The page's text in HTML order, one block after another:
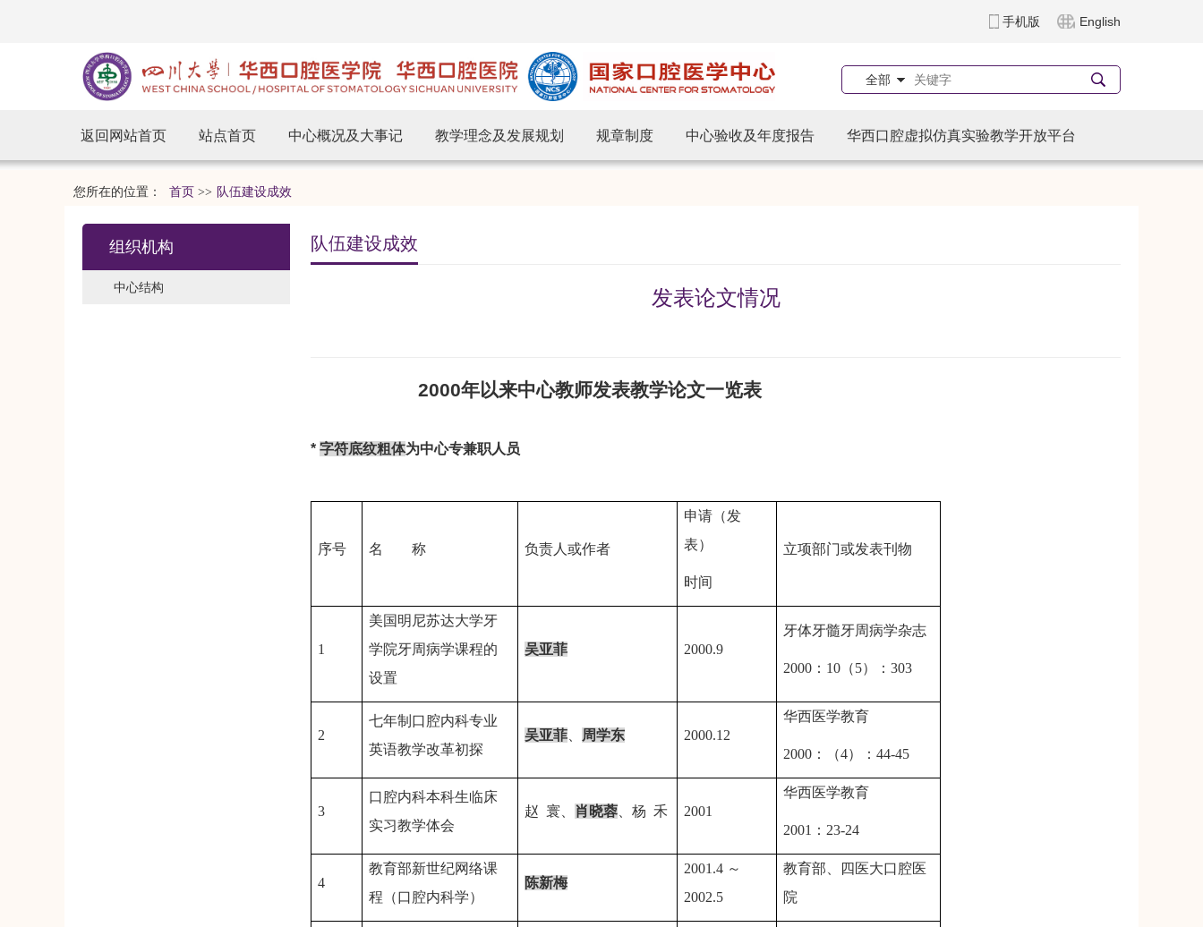
手机版 English
全部
返回网站首页 站点首页 中心概况及大事记 教学理念及发展规划 规章制度 中心验收及年度报告 华西口腔虚拟仿真实验教学开放平台
您所在的位置： 首页 >> 队伍建设成效
组织机构
中心结构
队伍建设成效
发表论文情况
2000年以来中心教师发表教学论文一览表
*字符底纹粗体为中心专兼职人员
序号 名 称 负责人或作者
申请（发
表）
时间
立项部门或发表刊物
1
美国明尼苏达大学牙
学院牙周病学课程的
设置
吴亚菲 2000.9
牙体牙髓牙周病学杂志
2000 ： 10 （5）：303
2
七年制口腔内科专业
英语教学改革初探
吴亚菲 周学东 2000.12
华西医学教育
2000 ：（4）：44-45
3
口腔内科本科生临床
实习教学体会
赵 寰、 肖晓蓉 、杨 禾 2001
华西医学教育
2001 ： 23-24
4
教育部新世纪网络课
程（口腔内科学）
陈新梅
2001.4 ～
2002.5
教育部、四医大口腔医
院